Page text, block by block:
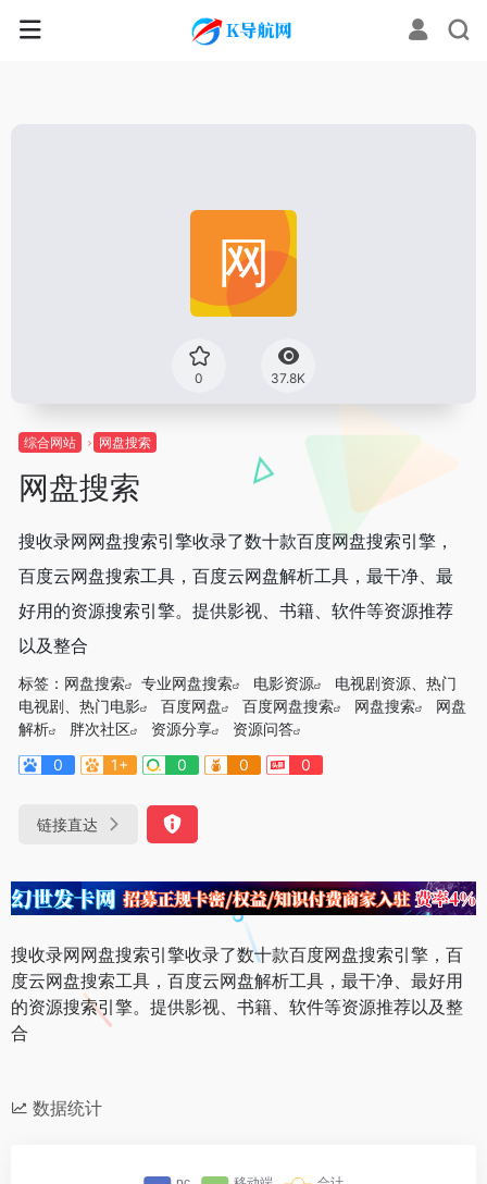
0 37.8K
综合网站 网盘搜索
网盘搜索
搜收录网网盘搜索引擎收录了数十款百度网盘搜索引擎，
百度云网盘搜索工具，百度云网盘解析工具，最干净、最
好用的资源搜索引擎。提供影视、书籍、软件等资源推荐
以及整合
标签： 网盘搜索 专业网盘搜索 电影资源
电视剧资源、热门
电视剧、热门电影
百度网盘 百度网盘搜索 网盘搜索
网盘
解析
胖次社区 资源分享
资源问答
0
1+ 0 0 0
链接直达
搜收录网网盘搜索引擎收录了数十款百度网盘搜索引擎，百
度云网盘搜索工具，百度云网盘解析工具，最干净、最好用
的资源搜索引擎。提供影视、书籍、软件等资源推荐以及整
合
数据统计